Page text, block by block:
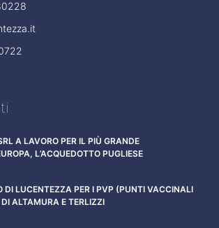
A LAVORO PER IL PIÙ GRANDE
L’ACQUEDOTTO PUGLIESE
DI LUCENTEZZA PER I PVP (PUNTI VACCINALI
ALTAMURA E TERLIZZI